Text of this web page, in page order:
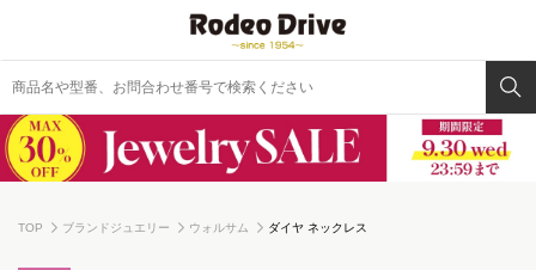
TOP ブランドジュエリー ウォルサム ダイヤ ネックレス